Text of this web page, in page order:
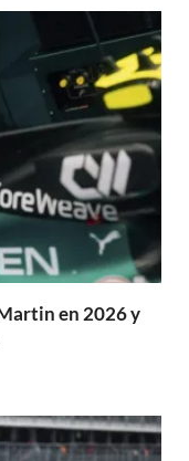
en 2026 y